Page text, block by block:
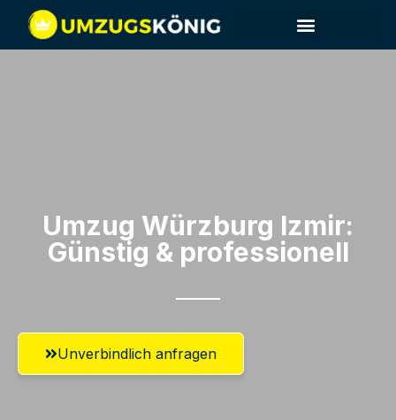
Umzug Würzburg​ Izmir:
Günstig & professionell​
Unverbindlich anfragen